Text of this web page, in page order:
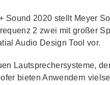
Sound 2020 stellt Meyer
2 zwei mit großer
Audio Design Tool vor.
Lautsprechersysteme,
bieten Anwendern